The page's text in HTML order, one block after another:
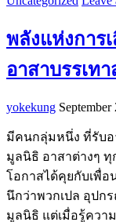
พลังแห่งการ
อาสาบรรเท
yokekung September
มีคนกลุ่มหนึ่ง ที่รับอ
มูลนิธิ อาสาต่างๆ
โอกาสได้คุยกับเพื่อ
นึกว่าพวกเปล อุปก
มูลนิธิ แต่เมื่อรู้ควา